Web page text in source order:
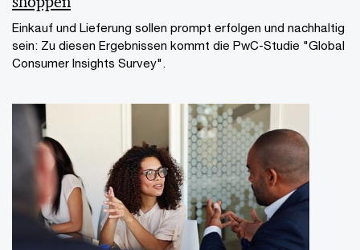
Einkauf und Lieferung sollen prompt erfolgen und nachhaltig
sein: Zu diesen Ergebnissen kommt die PwC-Studie "Global
Consumer Insights Survey".